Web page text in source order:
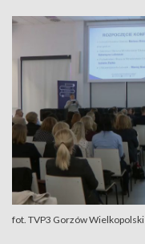
fot. TVP3 Gorzów Wielkopolski